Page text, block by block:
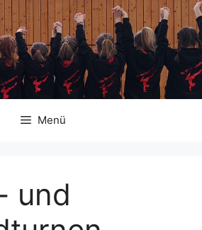
Menü
und